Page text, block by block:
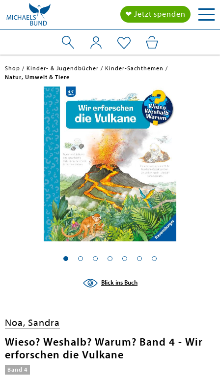
❤ Jetzt spenden
Shop Kinder- & Jugendbücher
Kinder-Sachthemen
Natur, Umwelt & Tiere
Blick ins Buch
Noa, Sandra
Wieso? Weshalb? Warum? Band 4 - Wir
erforschen die Vulkane
Band 4